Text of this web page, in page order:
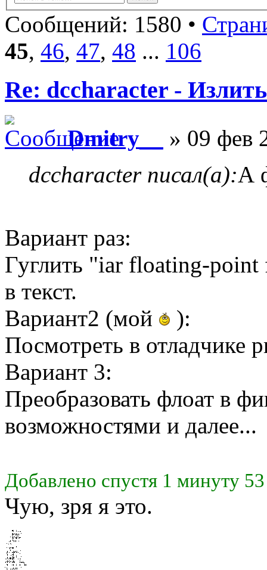
Сообщений: 1580 •
45, 46, 47, 48 ... 106
Re: dccharacter -
Dmitry__
» 09 фев
dccharacter писал(а):А
Вариант раз:
Гуглить "iar floating-point
в текст.
Вариант2 (мой
):
Посмотреть в отладчике
Вариант 3:
Преобразовать флоат в
возможностями и далее...
Добавлено спустя 1 минуту
Чую, зря я это.